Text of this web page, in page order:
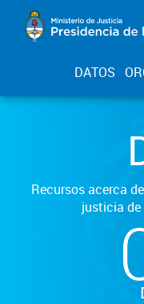
DATOS
Recursos acerca
justicia de